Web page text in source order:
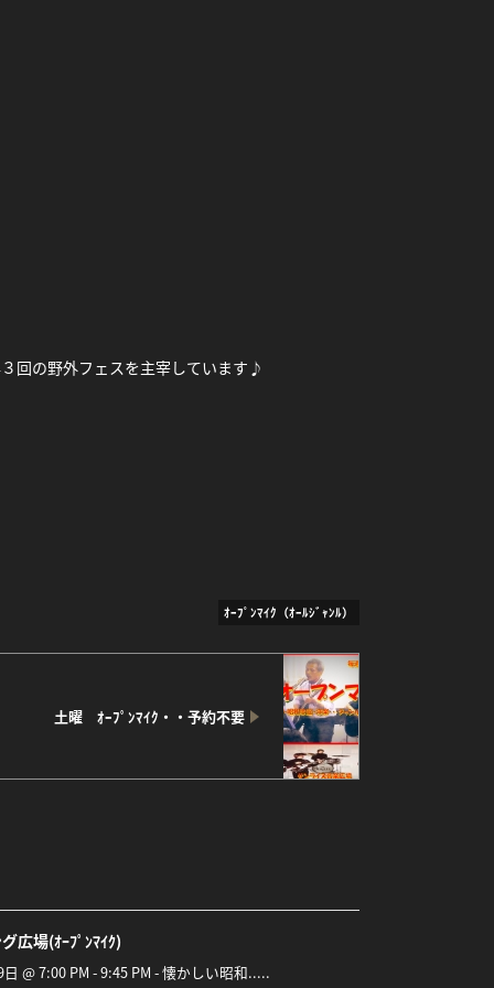
回の野外フェスを主宰しています♪
ｵｰﾌﾟﾝﾏｲｸ（ｵｰﾙｼﾞｬﾝﾙ）
土曜 ｵｰﾌﾟﾝﾏｲｸ・・予約不要
広場(ｵｰﾌﾟﾝﾏｲｸ)
@ 7:00 PM - 9:45 PM - 懐かしい昭和.....